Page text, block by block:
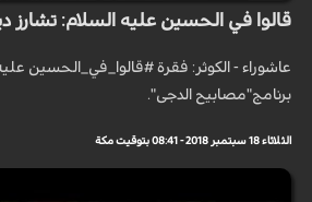
قالوا في الحسين عليه السلام: تشارز
عاشوراء - الكوثر: فقرة #قالوا_في_الحسين
برنامج"مصابيح الدجى".
الثلاثاء 18 سبتمبر 2018 - 08:41 بتوقيت مكة